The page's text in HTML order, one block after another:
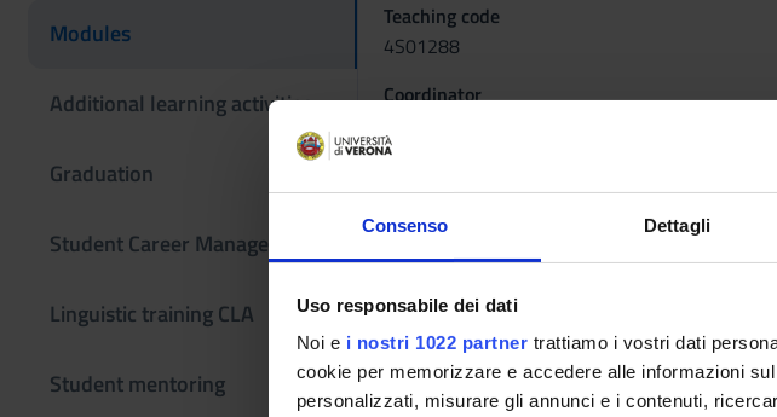
Consenso Dettagli
Uso responsabile dei dati
Noi e i nostri 1022 partner trattiamo i vostri dati
cookie per memorizzare e accedere alle informazioni
personalizzati, misurare gli annunci e i contenuti,
Modules
Additional learning activities
Graduation
Student Career Management
Linguistic training CLA
Student mentoring
Teaching code
4S01288
Coordinator
Italian
Period
Learning outcomes
General history 1450-1815, with particular